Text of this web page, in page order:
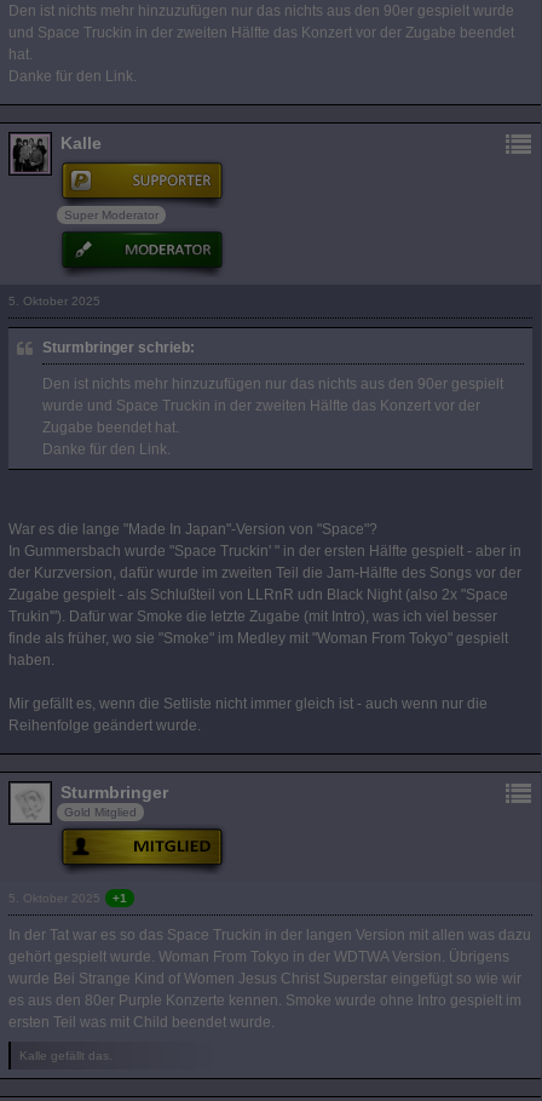
Den ist nichts mehr hinzuzufügen nur das nichts aus den 90er gespielt wurde
und Space Truckin in der zweiten Hälfte das Konzert vor der Zugabe beendet
hat.
Danke für den Link.
Kalle
Super Moderator
5. Oktober 2025
Sturmbringer schrieb:
Den ist nichts mehr hinzuzufügen nur das nichts aus den 90er gespielt
wurde und Space Truckin in der zweiten Hälfte das Konzert vor der
Zugabe beendet hat.
Danke für den Link.
War es die lange "Made In Japan"-Version von "Space"?
In Gummersbach wurde "Space Truckin' " in der ersten Hälfte gespielt - aber in
der Kurzversion, dafür wurde im zweiten Teil die Jam-Hälfte des Songs vor der
Zugabe gespielt - als Schlußteil von LLRnR udn Black Night (also 2x "Space
Trukin'"). Dafür war Smoke die letzte Zugabe (mit Intro), was ich viel besser
finde als früher, wo sie "Smoke" im Medley mit "Woman From Tokyo" gespielt
haben.
Mir gefällt es, wenn die Setliste nicht immer gleich ist - auch wenn nur die
Reihenfolge geändert wurde.
Sturmbringer
Gold Mitglied
5. Oktober 2025 +1
In der Tat war es so das Space Truckin in der langen Version mit allen was dazu
gehört gespielt wurde. Woman From Tokyo in der WDTWA Version. Übrigens
wurde Bei Strange Kind of Women Jesus Christ Superstar eingefügt so wie wir
es aus den 80er Purple Konzerte kennen. Smoke wurde ohne Intro gespielt im
ersten Teil was mit Child beendet wurde.
Kalle gefällt das.